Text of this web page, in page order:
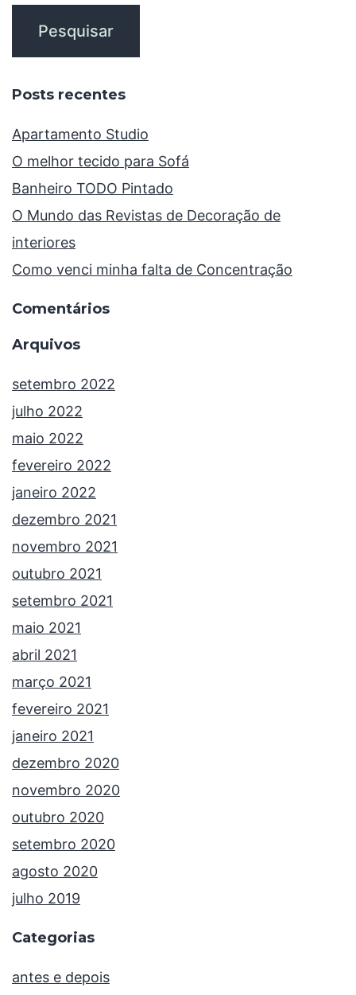
Posts recentes
Apartamento Studio
O melhor tecido para Sofá
Banheiro TODO Pintado
O Mundo das Revistas de Decoração de
interiores
Como venci minha falta de Concentração
Comentários
Arquivos
setembro 2022
julho 2022
maio 2022
fevereiro 2022
janeiro 2022
dezembro 2021
novembro 2021
outubro 2021
setembro 2021
maio 2021
abril 2021
março 2021
fevereiro 2021
janeiro 2021
dezembro 2020
novembro 2020
outubro 2020
setembro 2020
agosto 2020
julho 2019
Categorias
antes e depois